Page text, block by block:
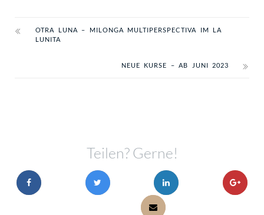
OTRA LUNA – MILONGA MULTIPERSPECTIVA IM LA
LUNITA
NEUE KURSE – AB JUNI 2023
Teilen? Gerne!